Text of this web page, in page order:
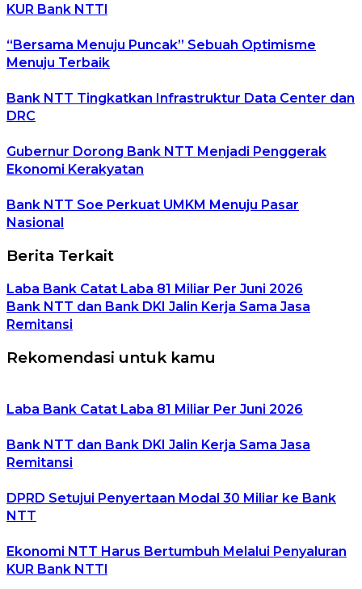
KUR Bank NTTl
“Bersama Menuju Puncak” Sebuah Optimisme
Menuju Terbaik
Bank NTT Tingkatkan Infrastruktur Data Center dan
DRC
Gubernur Dorong Bank NTT Menjadi Penggerak
Ekonomi Kerakyatan
Bank NTT Soe Perkuat UMKM Menuju Pasar
Nasional
Berita Terkait
Laba Bank Catat Laba 81 Miliar Per Juni 2026
Bank NTT dan Bank DKI Jalin Kerja Sama Jasa
Remitansi
Rekomendasi untuk kamu
Laba Bank Catat Laba 81 Miliar Per Juni 2026
Bank NTT dan Bank DKI Jalin Kerja Sama Jasa
Remitansi
DPRD Setujui Penyertaan Modal 30 Miliar ke Bank
NTT
Ekonomi NTT Harus Bertumbuh Melalui Penyaluran
KUR Bank NTTl